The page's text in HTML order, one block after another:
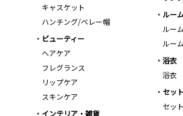
キャスケット
ハンチング/ベレー帽
ルー
ルー
ルー
ビューティー
ヘアケア
フレグランス
リップケア
スキンケア
浴衣
浴衣
セッ
セッ
インテリア・雑貨